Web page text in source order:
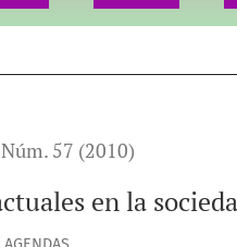
57 (2010)
en la